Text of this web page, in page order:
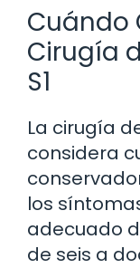
Cuándo
Cirugía
S1
La cirugía
considera
los
adecuado
de seis a